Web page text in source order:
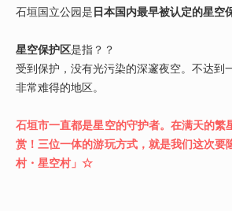
石垣国立公园是日本国内最早被认定的星空
星空保护区是指？？
受到保护，没有光污染的深邃夜空。不达到
非常难得的地区。
石垣市一直都是星空的守护者。在满天的繁
赏！三位一体的游玩方式，就是我们这次要
村・星空村」☆